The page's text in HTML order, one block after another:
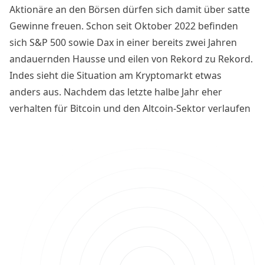
Aktionäre an den Börsen dürfen sich damit über satte
Gewinne freuen. Schon seit Oktober 2022 befinden
sich S&P 500 sowie Dax in einer bereits zwei Jahren
andauernden Hausse und eilen von Rekord zu Rekord.
Indes sieht die Situation am Kryptomarkt etwas
anders aus. Nachdem das letzte halbe Jahr eher
verhalten für Bitcoin und den Altcoin-Sektor verlaufen